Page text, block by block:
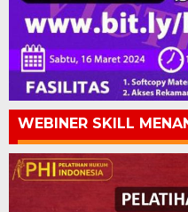
WEBINER SKILL